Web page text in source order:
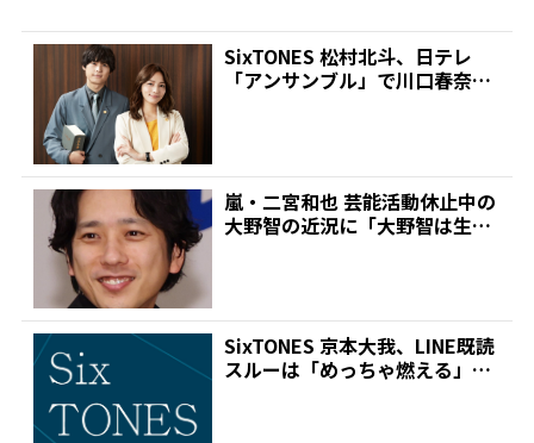
SixTONES 松村北斗、日テレ
「アンサンブル」で川口春奈と
嵐・二宮和也 芸能活動休止中の
大野智の近況に「大野智は生き
SixTONES 京本大我、LINE既読
スルーは「めっちゃ燃える」